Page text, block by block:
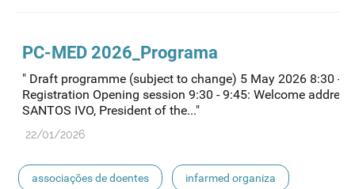
PC-MED 2026_Programa
" Draft programme (subject to change) 5 May 2026 8:30 -
Registration Opening session 9:30 - 9:45: Welcome address
SANTOS IVO, President of the..."
22/01/2026
associações de doentes infarmed organiza